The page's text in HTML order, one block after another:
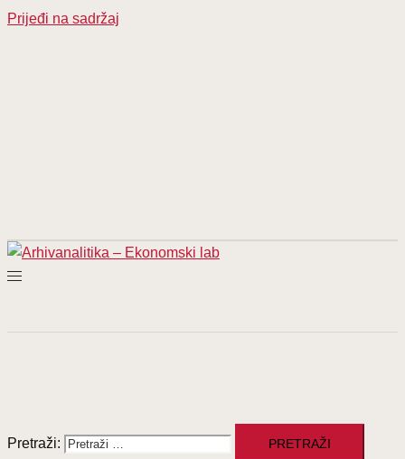
Prijeđi na sadržaj
Pretraži: